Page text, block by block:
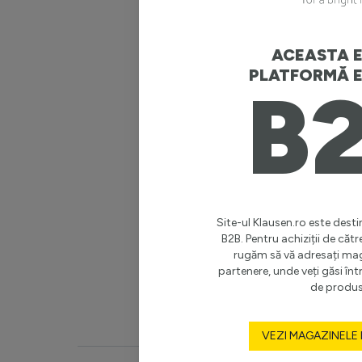
Putere
Clasă
Înălțime
ACEASTA
PLATFORMĂ
Site-ul Klausen.ro este
B2B. Pentru achiziții de
rugăm să vă adresați
partenere, unde veți găsi
de
VEZI MAGAZINELE